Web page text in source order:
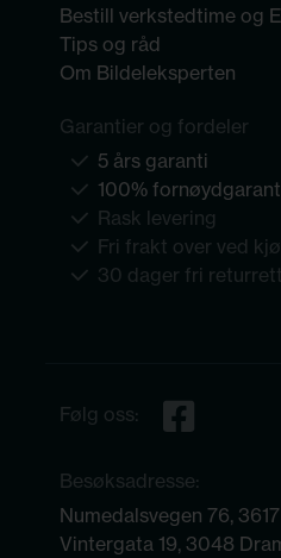
Bestill verkstedtime og
Tips og råd
Om Bildeleksperten
Garantier og fordeler
5 års garanti
100%
Rask levering
Fri frakt over ved
30 dager fri returrett
Følg oss:
Besøksadresse:
Numedalsvegen 76,
Vintergata 19, 3048